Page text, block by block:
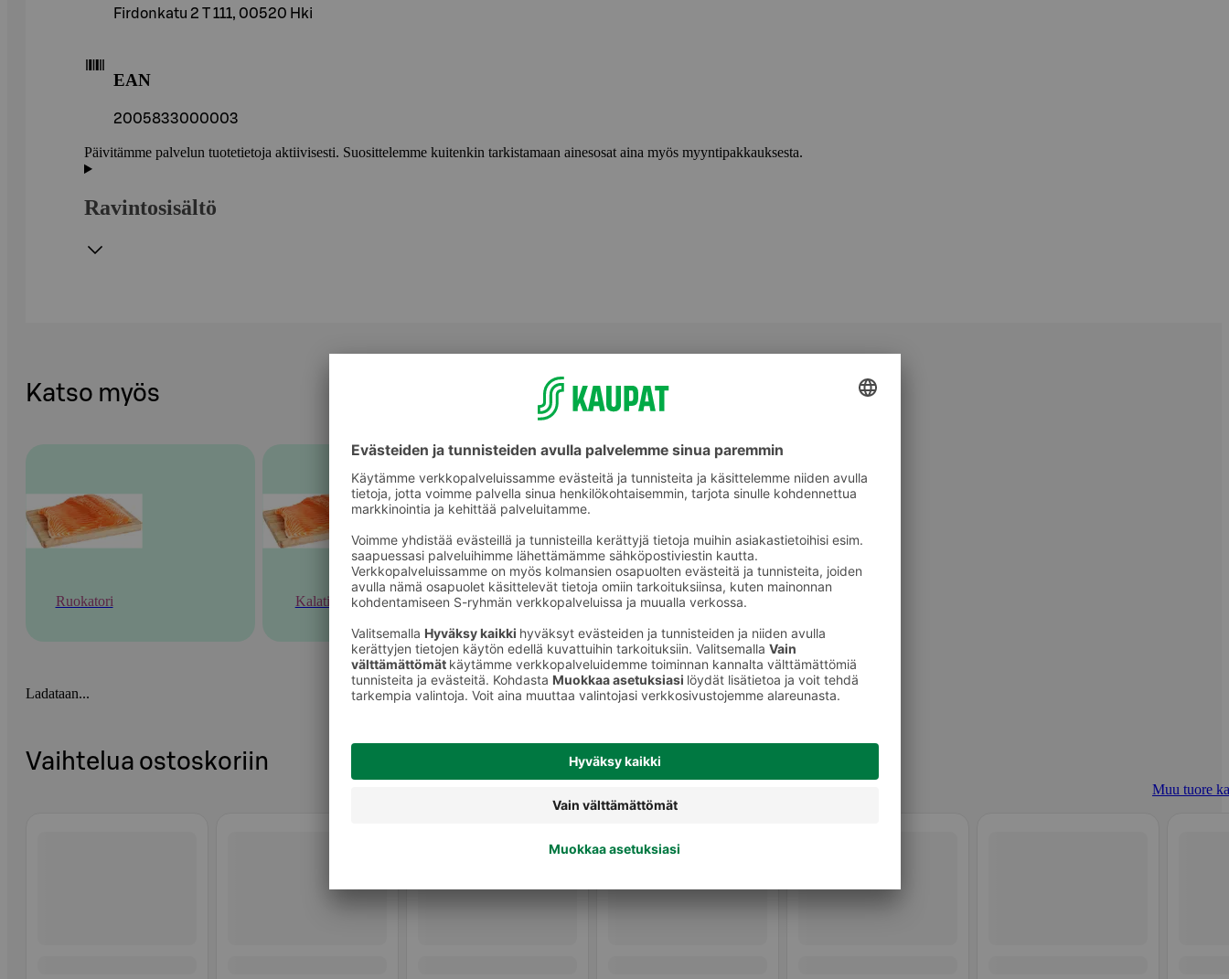
Firdonkatu 2 T 111, 00520 Hki
EAN
2005833000003
Päivitämme palvelun tuotetietoja aktiivisesti. Suosittelemme kuitenkin tarkistamaan ainesosat aina myös myyntipakkauksesta.
Ravintosisältö
Katso myös
Ruokatori Kalatiski Muu tuore kala
Ladataan...
Vaihtelua ostoskoriin
Muu tuore